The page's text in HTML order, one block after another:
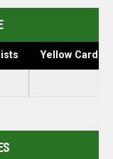
Yellow Cards